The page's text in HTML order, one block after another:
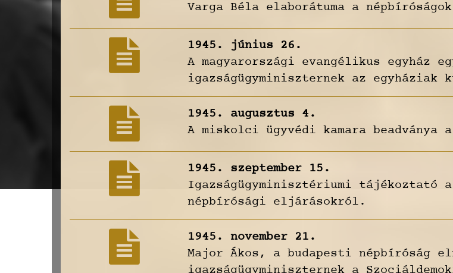
Varga Béla elaborátuma a
1945. június 26.
A magyarországi evangélikus egyház
igazságügyminiszternek az
1945. augusztus 4.
A miskolci ügyvédi kamara beadványa
1945. szeptember 15.
Igazságügyminisztériumi tájékoztató a
népbírósági eljárásokról.
1945. november 21.
Major Ákos, a budapesti népbíróság